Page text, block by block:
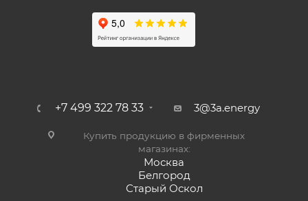
+7 499 322 78 33 3@3a.energy
Купить продукцию в фирменных
магазинах:
Москва
Белгород
Старый Оскол